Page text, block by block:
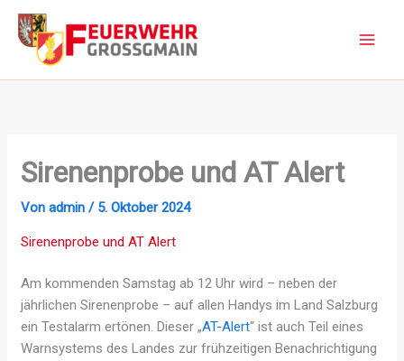
Zum
Inhalt
springen
Sirenenprobe und AT Alert
Vonadmin/ 5. Oktober 2024
Sirenenprobe und AT Alert
Am kommenden Samstag ab 12 Uhr wird – neben der
jährlichen Sirenenprobe – auf allen Handys im Land Salzburg
ein Testalarm ertönen. Dieser „AT-Alert“ ist auch Teil eines
Warnsystems des Landes zur frühzeitigen Benachrichtigung